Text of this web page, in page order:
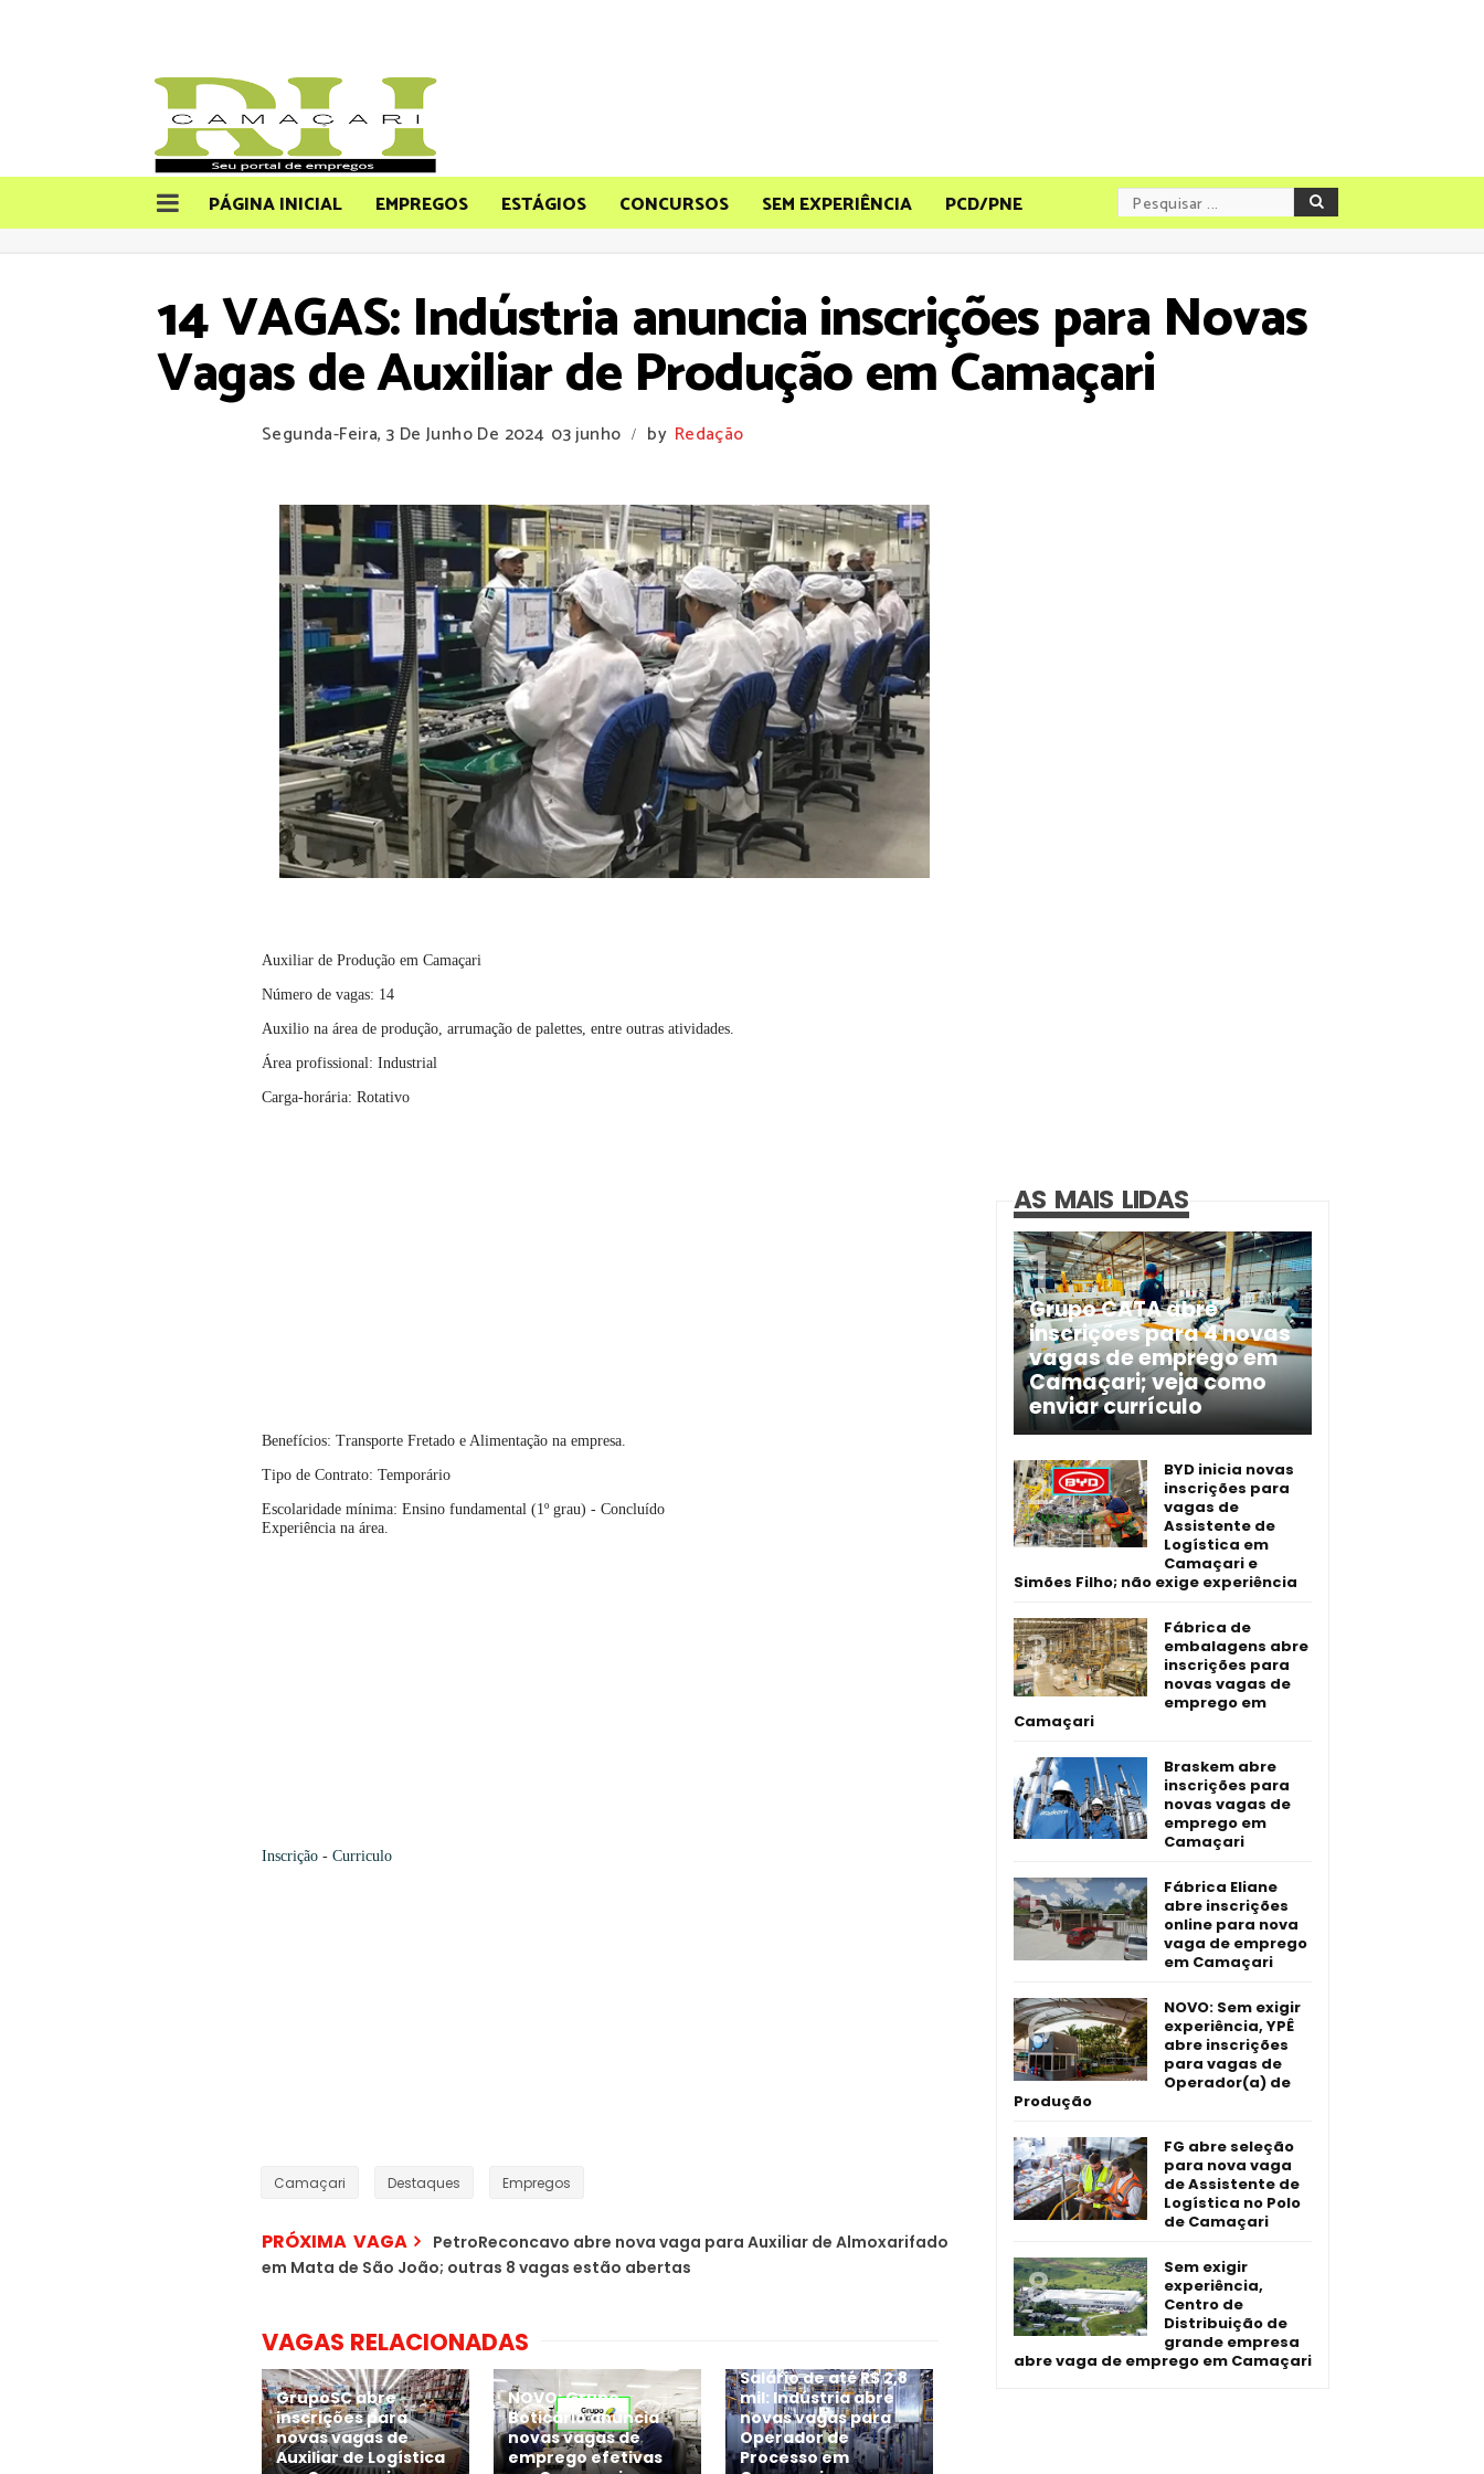
PÁGINA INICIAL EMPREGOS ESTÁGIOS CONCURSOS SEM EXPERIÊNCIA PCD/PNE
14 VAGAS: Indústria anuncia inscrições para Novas
Vagas de Auxiliar de Produção em Camaçari
Segunda-Feira, 3 De Junho De 2024 03 junho / by Redação
Auxiliar de Produção em Camaçari
Número de vagas: 14
Auxilio na área de produção, arrumação de palettes, entre outras atividades.
Área profissional: Industrial
Carga-horária: Rotativo
Benefícios: Transporte Fretado e Alimentação na empresa.
Tipo de Contrato: Temporário
Escolaridade mínima: Ensino fundamental (1º grau) - Concluído
Experiência na área.
Inscrição - Curriculo
Camaçari Destaques Empregos
PRÓXIMA VAGA
PetroReconcavo abre nova vaga para Auxiliar de Almoxarifado
em Mata de São João; outras 8 vagas estão abertas
VAGAS RELACIONADAS
GrupoSC abre
inscrições para
novas vagas de
Auxiliar de Logística
NOVO: Grupo
Boticário anuncia
novas vagas de
emprego efetivas
Salário de até R$ 2,8
mil: Indústria abre
novas vagas para
Operador de
Processo em
AS MAIS LIDAS
Grupo CATA abre
inscrições para 4 novas
vagas de emprego em
Camaçari; veja como
enviar currículo
BYD inicia novas
inscrições para
vagas de
Assistente de
Logística em
Camaçari e
Simões Filho; não exige experiência
Fábrica de
embalagens abre
inscrições para
novas vagas de
emprego em
Camaçari
Braskem abre
inscrições para
novas vagas de
emprego em
Camaçari
Fábrica Eliane
abre inscrições
online para nova
vaga de emprego
em Camaçari
NOVO: Sem exigir
experiência, YPÊ
abre inscrições
para vagas de
Operador(a) de
Produção
FG abre seleção
para nova vaga
de Assistente de
Logística no Polo
de Camaçari
Sem exigir
experiência,
Centro de
Distribuição de
grande empresa
abre vaga de emprego em Camaçari